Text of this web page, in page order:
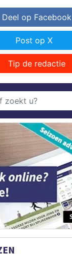
Deel op Facebook
Post op X
Tip de redactie